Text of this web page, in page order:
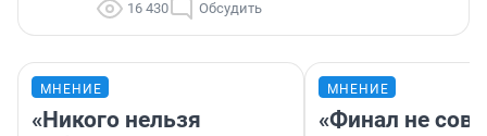
16 430 Обсудить
МНЕНИЕ
«Никого нельзя
МНЕНИЕ
«Финал не